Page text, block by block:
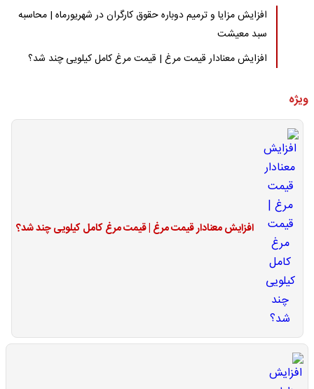
افزایش مزایا و ترمیم دوباره حقوق کارگران در شهریورماه | محاسبه
سبد معیشت
افزایش معنادار قیمت مرغ | قیمت مرغ کامل کیلویی چند شد؟
ویژه
افزایش معنادار قیمت مرغ | قیمت مرغ کامل کیلویی چند شد؟